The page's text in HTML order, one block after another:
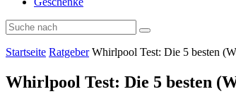
Startseite Ratgeber Whirlpool Test: Die 5 besten
Whirlpool Test: Die 5 besten